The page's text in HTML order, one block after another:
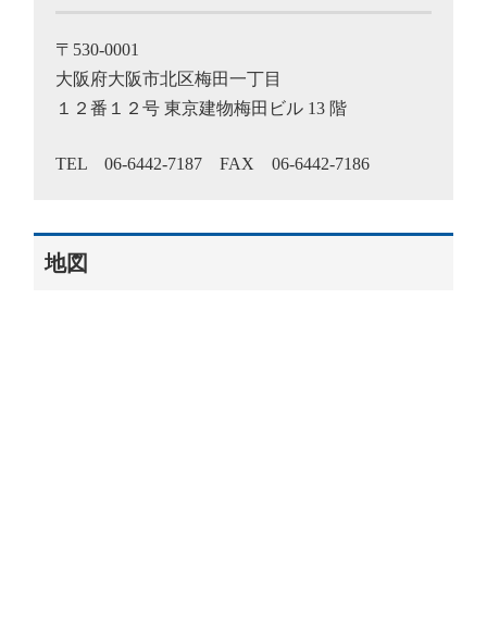
〒530-0001
大阪府大阪市北区梅田一丁目
１２番１２号 東京建物梅田ビル 13 階
TEL 06-6442-7187 FAX 06-6442-7186
地図